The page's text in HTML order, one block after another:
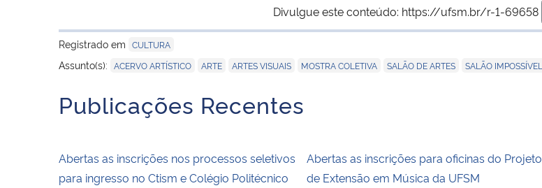
Divulgue este conteúdo: https://ufsm.br/r-1-69658
Registrado em CULTURA
Assunto(s): ACERVO ARTÍSTICO ARTE ARTES VISUAIS MOSTRA COLETIVA SALÃO DE ARTES SALÃO IMPOSSÍVEL
Publicações Recentes
Abertas as inscrições nos processos seletivos
para ingresso no Ctism e Colégio Politécnico
Abertas as inscrições para oficinas do Projeto
de Extensão em Música da UFSM